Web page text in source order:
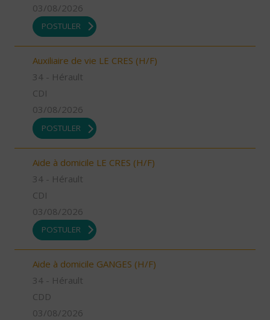
03/08/2026
POSTULER
Auxiliaire de vie LE CRES (H/F)
34 - Hérault
CDI
03/08/2026
POSTULER
Aide à domicile LE CRES (H/F)
34 - Hérault
CDI
03/08/2026
POSTULER
Aide à domicile GANGES (H/F)
34 - Hérault
CDD
03/08/2026